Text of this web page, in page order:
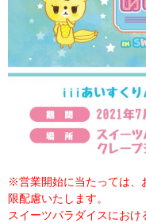
※営業開始に当たっては、
限配慮いたします。
スイーツパラダイスにお